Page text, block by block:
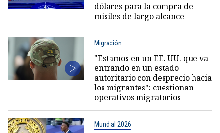
dólares para la compra de
misiles de largo alcance
Migración
"Estamos en un EE. UU. que va
entrando en un estado
autoritario con desprecio hacia
los migrantes": cuestionan
operativos migratorios
Mundial 2026